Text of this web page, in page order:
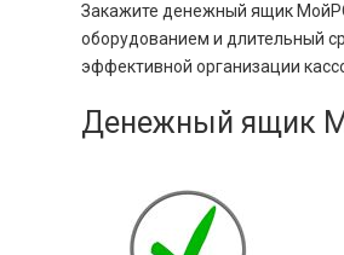
Закажите денежный ящик
оборудованием и длительный
эффективной организации
Денежный ящик